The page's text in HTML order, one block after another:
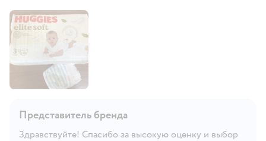
Представитель бренда
Здравствуйте! Спасибо за высокую оценку и выбор